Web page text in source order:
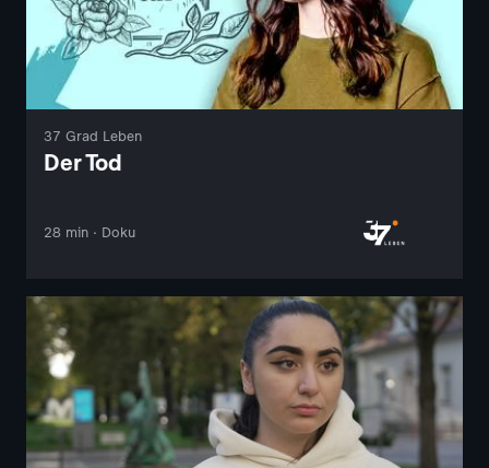
37 Grad Leben
Der Tod
28 min · Doku